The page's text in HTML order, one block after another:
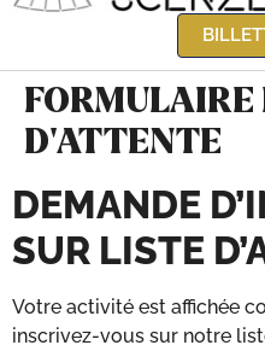
FORMULAIRE
D’ATTENTE
DEMANDE
SUR LISTE
Votre activité est affichée
inscrivez-vous sur notre